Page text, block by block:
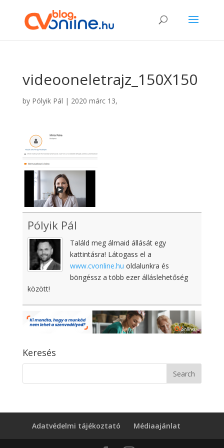
videooneletrajz_150X150
by Pólyik Pál | 2020 márc 13,
Pólyik Pál
Találd meg álmaid állását egy
kattintásra! Látogass el a
www.cvonline.hu oldalunkra és
böngéssz a több ezer álláslehetőség
között!
Keresés
Adatvédelmi tájékoztató Médiaajánlat